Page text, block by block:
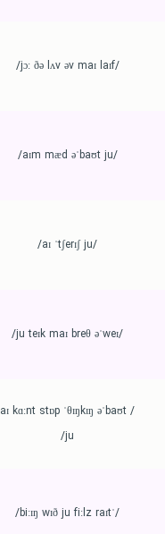
/jɔː ðə lʌv əv maɪ laɪf/
/aɪm mæd əˈbaʊt ju/
/aɪ ˈtʃerɪʃ ju/
/ju teɪk maɪ breθ əˈweɪ/
/aɪ kɑːnt stɒp ˈθɪŋkɪŋ əˈbaʊt
ju/
/ˈbiːɪŋ wɪð ju fiːlz raɪt/